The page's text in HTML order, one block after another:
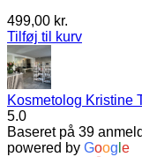
499,00 kr.
Tilføj til kurv
Kosmetolog Kristine
5.0
Baseret på 39
powered by Goog e